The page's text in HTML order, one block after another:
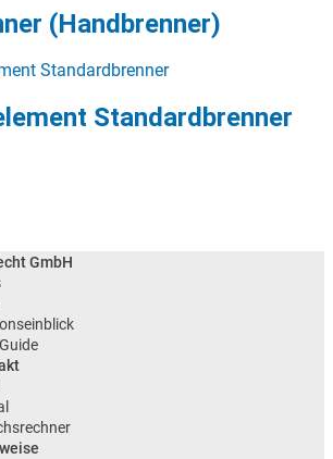
(Handbrenner)
Standardbrenner
GmbH